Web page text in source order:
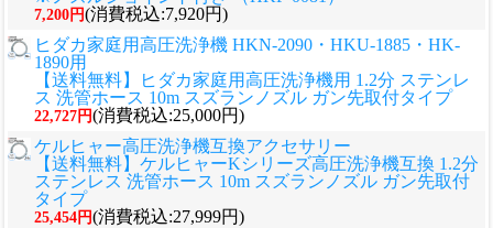
7,200円(消費税込:7,920円)
ヒダカ家庭用高圧洗浄機 HKN-2090・HKU-1885・HK-
1890用
【送料無料】ヒダカ家庭用高圧洗浄機用 1.2分 ステンレ
ス 洗管ホース 10m スズランノズル ガン先取付タイプ
22,727円(消費税込:25,000円)
ケルヒャー高圧洗浄機互換アクセサリー
【送料無料】ケルヒャーKシリーズ高圧洗浄機互換 1.2分
ステンレス 洗管ホース 10m スズランノズル ガン先取付
タイプ
25,454円(消費税込:27,999円)